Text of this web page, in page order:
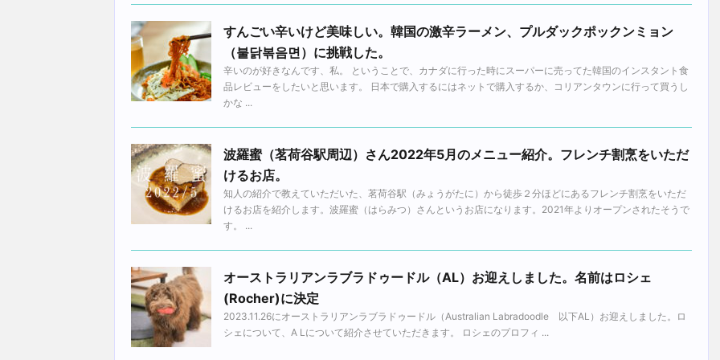
すんごい辛いけど美味しい。韓国の激辛ラーメン、プルダックポックンミョン
（불닭볶음면）に挑戦した。
辛いのが好きなんです、私。 ということで、カナダに行った時にスーパーに売ってた韓国のインスタント食
品レビューをしたいと思います。 日本で購入するにはネットで購入するか、コリアンタウンに行って買うし
かな ...
波羅蜜（茗荷谷駅周辺）さん2022年5月のメニュー紹介。フレンチ割烹をいただ
けるお店。
知人の紹介で教えていただいた、茗荷谷駅（みょうがたに）から徒歩２分ほどにあるフレンチ割烹をいただ
けるお店を紹介します。波羅蜜（はらみつ）さんというお店になります。2021年よりオープンされたそうで
す。 ...
オーストラリアンラブラドゥードル（AL）お迎えしました。名前はロシェ
(Rocher)に決定
2023.11.26にオーストラリアンラブラドゥードル（Australian Labradoodle 以下AL）お迎えしました。ロ
シェについて、A Lについて紹介させていただきます。 ロシェのプロフィ ...